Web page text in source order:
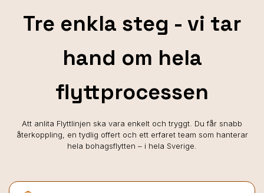
Tre enkla steg - vi tar
hand om hela
flyttprocessen
Att anlita Flyttlinjen ska vara enkelt och tryggt. Du får snabb
återkoppling, en tydlig offert och ett erfaret team som hanterar
hela bohagsflytten – i hela Sverige.